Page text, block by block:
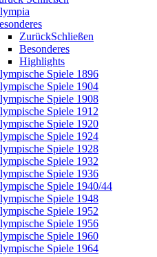
ZurückSchließen
Besonderes
Highlights
Spiele 1896
Spiele 1904
Spiele 1908
Spiele 1912
Spiele 1920
Spiele 1924
Spiele 1928
Spiele 1932
Spiele 1936
Spiele 1940/44
Spiele 1948
Spiele 1952
Spiele 1956
Spiele 1960
Spiele 1964